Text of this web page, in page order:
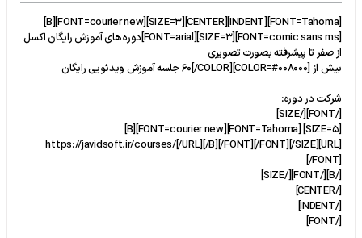
[FONT=Tahoma][INDENT][CENTER][SIZE=3][FONT=courier new][B]
[FONT=comic sans ms][SIZE=3][FONT=arial]دوره های آموزش رایگان اکسل
از صفر تا پیشرفته بصورت تصویری
بیش از [COLOR=#008000]60[/COLOR] جلسه آموزش ویدئویی رایگان
شرکت در دوره:
[/FONT][/SIZE]
[SIZE=5] [FONT=Tahoma][FONT=courier new][B]
[URL]https://javidsoft.ir/courses/[/URL][/B][/FONT][/FONT][/SIZE]
[/FONT]
[/B][/FONT][/SIZE]
[/CENTER]
[/INDENT]
[/FONT]